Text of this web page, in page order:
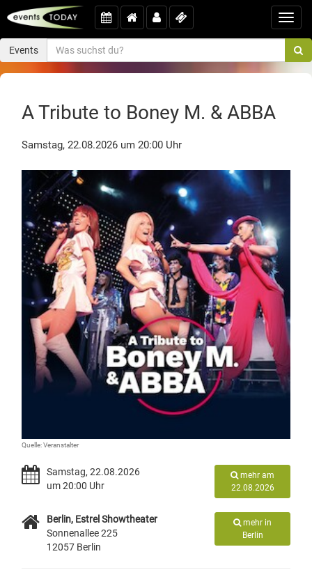
Events
A Tribute to Boney M. & ABBA
Samstag, 22.08.2026 um 20:00 Uhr
Quelle: Veranstalter
Samstag, 22.08.2026
um 20:00 Uhr
mehr am
22.08.2026
Berlin, Estrel Showtheater
Sonnenallee 225
12057 Berlin
mehr in
Berlin